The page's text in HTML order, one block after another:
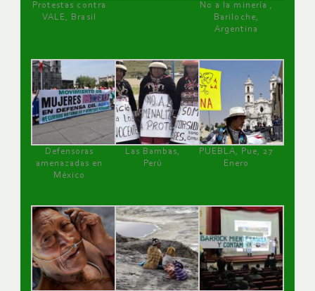
Protestas contra
VALE, Brasil
No a la minería ,
Bariloche,
Argentina
Defensoras
amenazadas en
México
Las Bambas,
Perú
PUEBLA, Pue, 27
Enero